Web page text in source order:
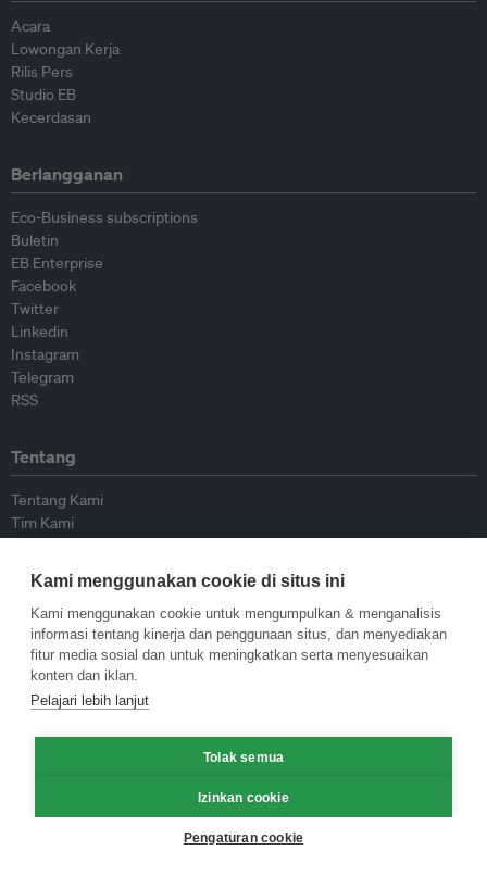
Acara
Lowongan Kerja
Rilis Pers
Studio EB
Kecerdasan
Berlangganan
Eco-Business subscriptions
Buletin
EB Enterprise
Facebook
Twitter
Linkedin
Instagram
Telegram
RSS
Tentang
Tentang Kami
Tim Kami
Kontributor
Hubungi Kami
Kebijakan
Pedoman Penerbitan Ulang
Pedoman Op-ed
Kami menggunakan cookie di situs ini
Kami menggunakan cookie untuk mengumpulkan & menganalisis
informasi tentang kinerja dan penggunaan situs, dan menyediakan
fitur media sosial dan untuk meningkatkan serta menyesuaikan
konten dan iklan.
Pelajari lebih lanjut
Tolak semua
Izinkan cookie
Pengaturan cookie